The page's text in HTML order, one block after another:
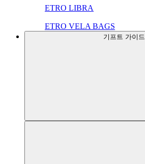
ETRO LIBRA
ETRO VELA BAGS
기프트 가이드